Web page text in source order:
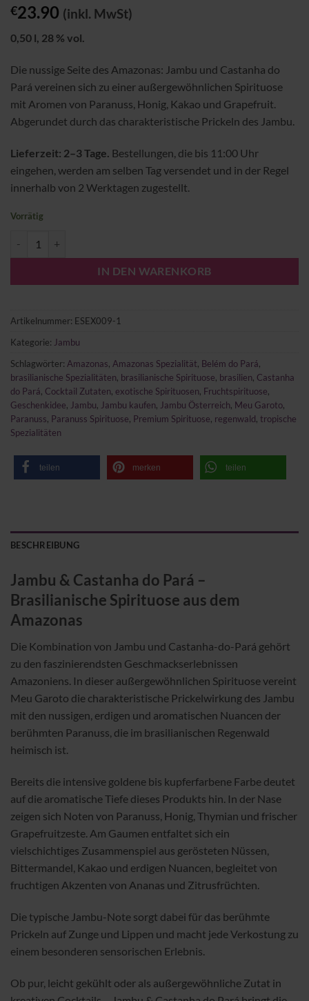
€23.90 (inkl. MwSt)
0,50 l, 28 % vol.
Die nussige Seite des Amazonas: Jambu und Castanha do
Pará vereinen sich zu einer außergewöhnlichen Spirituose
mit Aromen von Paranuss, Honig, Kakao und Grapefruit.
Abgerundet durch das charakteristische Prickeln des Jambu.
Lieferzeit: 2–3 Tage. Bestellungen, die bis 11:00 Uhr
eingehen, werden am selben Tag versendet und in der Regel
innerhalb von 2 Werktagen zugestellt.
Vorrätig
IN DEN WARENKORB
Artikelnummer: ESEX009-1
Kategorie: Jambu
Schlagwörter: Amazonas, Amazonas Spezialität, Belém do Pará,
brasilianische Spezialitäten, brasilianische Spirituose, brasilien, Castanha
do Pará, Cocktail Zutaten, exotische Spirituosen, Fruchtspirituose,
Geschenkidee, Jambu, Jambu kaufen, Jambu Österreich, Meu Garoto,
Paranuss, Paranuss Spirituose, Premium Spirituose, regenwald, tropische
Spezialitäten
teilen merken teilen
BESCHREIBUNG
Jambu & Castanha do Pará –
Brasilianische Spirituose aus dem
Amazonas
Die Kombination von Jambu und Castanha-do-Pará gehört
zu den faszinierendsten Geschmackserlebnissen
Amazoniens. In dieser außergewöhnlichen Spirituose vereint
Meu Garoto die charakteristische Prickelwirkung des Jambu
mit den nussigen, erdigen und aromatischen Nuancen der
berühmten Paranuss, die im brasilianischen Regenwald
heimisch ist.
Bereits die intensive goldene bis kupferfarbene Farbe deutet
auf die aromatische Tiefe dieses Produkts hin. In der Nase
zeigen sich Noten von Paranuss, Honig, Thymian und frischer
Grapefruitzeste. Am Gaumen entfaltet sich ein
vielschichtiges Zusammenspiel aus gerösteten Nüssen,
Bittermandel, Kakao und erdigen Nuancen, begleitet von
fruchtigen Akzenten von Ananas und Zitrusfrüchten.
Die typische Jambu-Note sorgt dabei für das berühmte
Prickeln auf Zunge und Lippen und macht jede Verkostung zu
einem besonderen sensorischen Erlebnis.
Ob pur, leicht gekühlt oder als außergewöhnliche Zutat in